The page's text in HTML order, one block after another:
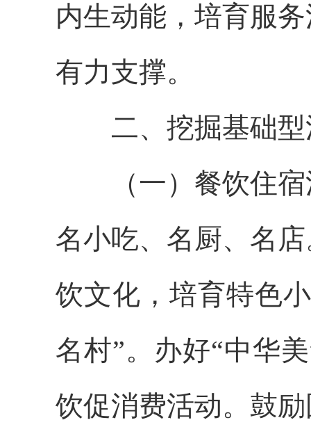
内生动能，培育服
有力支撑。
二、挖掘基础型
（一）餐饮住宿
名小吃、名厨、名
饮文化，培育特色
名村”。办好“中华
饮促消费活动。鼓